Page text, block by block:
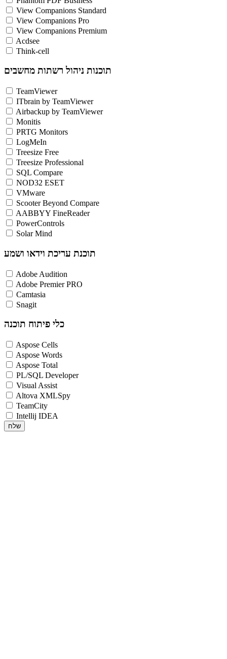
View Companions Standard
View Companions Pro
View Companions Premium
Acdsee
Think-cell
תוכנות ניהול רשתות מחשבים
TeamViewer
ITbrain by TeamViewer
Airbackup by TeamViewer
Monitis
PRTG Monitors
LogMeIn
Treesize Free
Treesize Professional
SQL Compare
NOD32 ESET
VMware
Scooter Beyond Compare
AABBYY FineReader
PowerControls
Solar Mind
תוכנת עריכת וידאו ושמע
Adobe Audition
Adobe Premier PRO
Camtasia
Snagit
כלי פיתוח תוכנה
Aspose Cells
Aspose Words
Aspose Total
PL/SQL Developer
Visual Assist
Altova XMLSpy
TeamCity
Intellij IDEA